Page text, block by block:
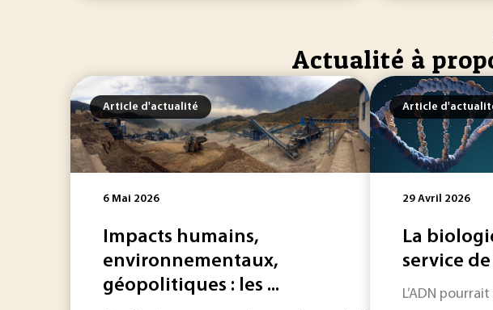
Actualité à
Article d'actualité
6 Mai 2026
Impacts humains,
environnementaux,
géopolitiques : les ...
Article
29 Avril 2026
La
service
L’ADN